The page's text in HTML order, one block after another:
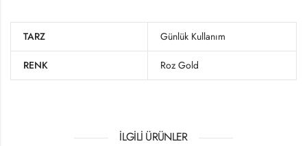
TARZ Günlük Kullanım
RENK Roz Gold
İLGILI ÜRÜNLER